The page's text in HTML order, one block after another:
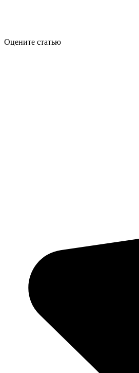
Оцените статью